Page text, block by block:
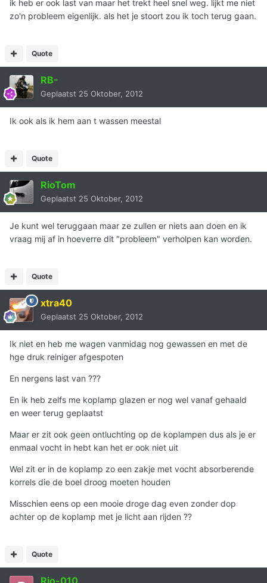
ik heb er ook last van maar het trekt heel snel weg. lijkt me niet
zo'n probleem eigenlijk. als het je stoort zou ik toch terug gaan.
Quote
RB-
Geplaatst 25 Oktober, 2012
Ik ook als ik hem aan t wassen meestal
Quote
RioTom
Geplaatst 25 Oktober, 2012
Je kunt wel teruggaan maar ze zullen er niets aan doen en ik
vraag mij af in hoeverre dit "probleem" verholpen kan worden.
Quote
xtra40
Geplaatst 25 Oktober, 2012
Ik niet en heb me wagen vanmidag nog gewassen en met de
hge druk reiniger afgespoten
En nergens last van ???
En ik heb zelfs me koplamp glazen er nog wel vanaf gehaald
en weer terug geplaatst
Maar er zit ook geen ontluchting op de koplampen dus als je er
enmaal vocht in hebt kan het er ook niet uit
Wel zit er in de koplamp zo een zakje met vocht absorberende
korrels die de boel droog moeten houden
Misschien eens op een mooie droge dag even zonder dop
achter op de koplamp met je licht aan rijden ??
Quote
Rio-010